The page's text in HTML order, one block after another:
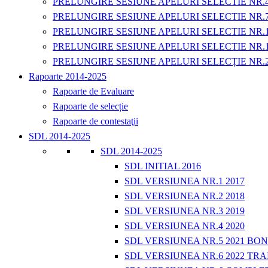
PRELUNGIRE SESIUNE APELURI SELECTIE
PRELUNGIRE SESIUNE APELURI SELECTIE
PRELUNGIRE SESIUNE APELURI SELECTIE
PRELUNGIRE SESIUNE APELURI SELECȚIE
Rapoarte 2014-2025
Rapoarte de Evaluare
Rapoarte de selecție
Rapoarte de contestaţii
SDL 2014-2025
SDL 2014-2025
SDL INITIAL 2016
SDL VERSIUNEA NR.1 2017
SDL VERSIUNEA NR.2 2018
SDL VERSIUNEA NR.3 2019
SDL VERSIUNEA NR.4 2020
SDL VERSIUNEA NR.5 2021
SDL VERSIUNEA NR.6 2022